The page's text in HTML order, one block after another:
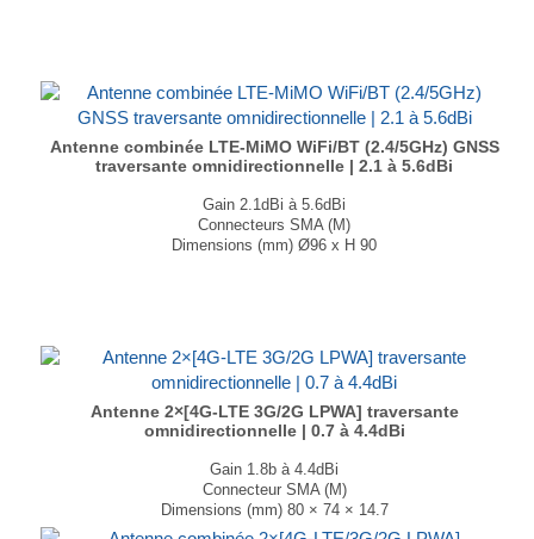
Antenne combinée LTE-MiMO WiFi/BT (2.4/5GHz) GNSS
traversante omnidirectionnelle | 2.1 à 5.6dBi
Gain 2.1dBi à 5.6dBi
Connecteurs SMA (M)
Dimensions (mm) Ø96 x H 90
Antenne 2×[4G-LTE 3G/2G LPWA] traversante
omnidirectionnelle | 0.7 à 4.4dBi
Gain 1.8b à 4.4dBi
Connecteur SMA (M)
Dimensions (mm) 80 × 74 × 14.7
T° de fonctionnement -30°C à +85°C